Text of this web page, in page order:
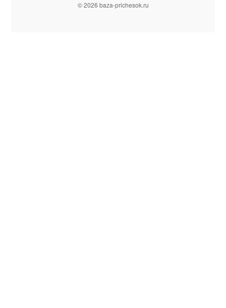
© 2026 baza-prichesok.ru